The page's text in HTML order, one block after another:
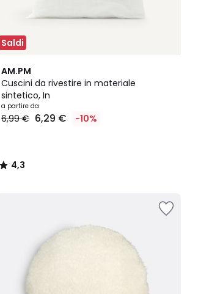
Saldi
AM.PM
Cuscini da rivestire in materiale
sintetico, In
a partire da
6,99 € 6,29 € -10%
4,3
/ 5
4,3
/